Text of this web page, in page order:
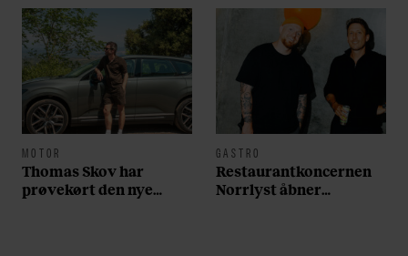
MOTOR
Thomas Skov har
prøvekørt den nye
GASTRO
Restaurantkoncernen
Norrlyst åbner